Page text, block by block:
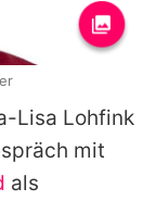
Lisa Lohfink
mit
als